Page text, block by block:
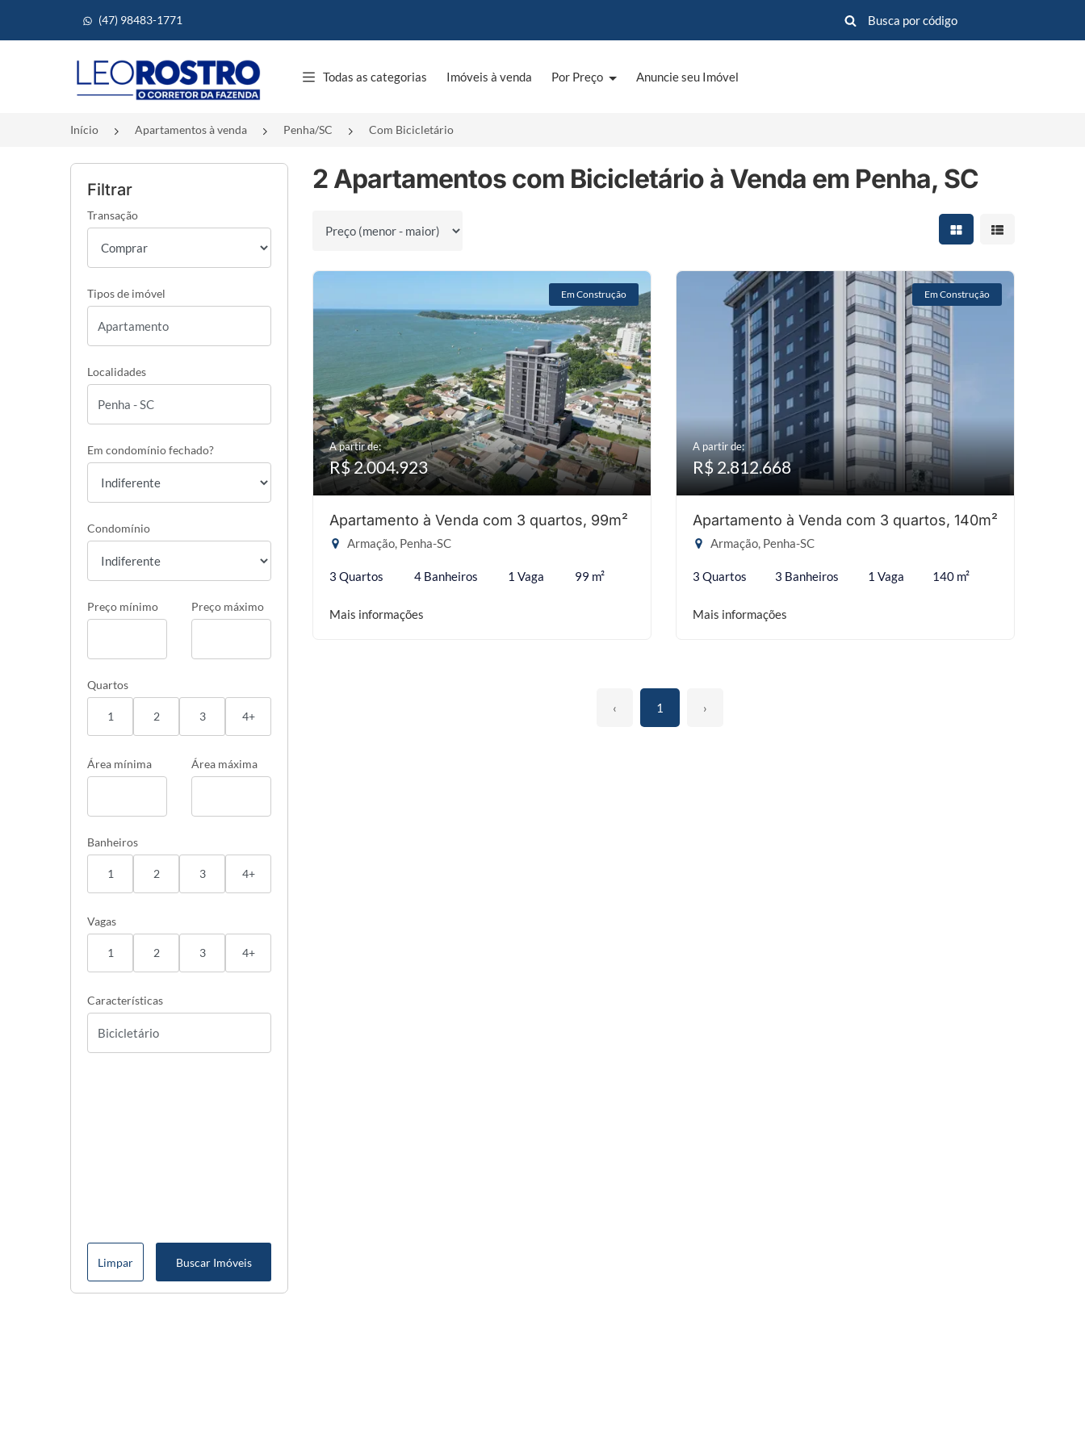
(47) 98483-1771
Página inicial
Todas as categorias Imóveis à venda Por Preço Anuncie seu Imóvel
Início Apartamentos à venda Penha/SC Com Bicicletário
Filtrar
Transação
Tipos de imóvel
Localidades
Em condomínio fechado?
Condomínio
Preço mínimo Preço máximo
Quartos
1 2 3 4+
Área mínima Área máxima
Banheiros
1 2 3 4+
Vagas
1 2 3 4+
Características
Limpar Buscar Imóveis
2 Apartamentos com Bicicletário à Venda em Penha, SC
Ordenar por Mostrar resultados em
Mostrar
Em Construção
A partir de:
R$ 2.004.923
Apartamento à Venda com 3 quartos, 99m²
Armação, Penha-SC
3 Quartos 4 Banheiros 1 Vaga 99 m²
Mais informações
Em Construção
A partir de:
R$ 2.812.668
Apartamento à Venda com 3 quartos, 140m²
Armação, Penha-SC
3 Quartos 3 Banheiros 1 Vaga 140 m²
Mais informações
‹ 1 ›